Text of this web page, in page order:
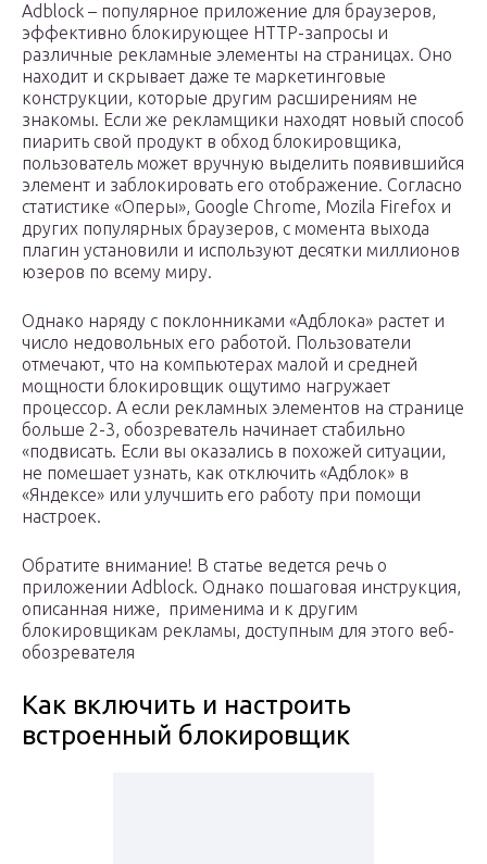
Adblock – популярное приложение для браузеров,
эффективно блокирующее HTTP-запросы и
различные рекламные элементы на страницах. Оно
находит и скрывает даже те маркетинговые
конструкции, которые другим расширениям не
знакомы. Если же рекламщики находят новый способ
пиарить свой продукт в обход блокировщика,
пользователь может вручную выделить появившийся
элемент и заблокировать его отображение. Согласно
статистике «Оперы», Google Chrome, Mozila Firefox и
других популярных браузеров, с момента выхода
плагин установили и используют десятки миллионов
юзеров по всему миру.
Однако наряду с поклонниками «Адблока» растет и
число недовольных его работой. Пользователи
отмечают, что на компьютерах малой и средней
мощности блокировщик ощутимо нагружает
процессор. А если рекламных элементов на странице
больше 2-3, обозреватель начинает стабильно
«подвисать. Если вы оказались в похожей ситуации,
не помешает узнать, как отключить «Адблок» в
«Яндексе» или улучшить его работу при помощи
настроек.
Обратите внимание! В статье ведется речь о
приложении Adblock. Однако пошаговая инструкция,
описанная ниже, применима и к другим
блокировщикам рекламы, доступным для этого веб-
обозревателя
Как включить и настроить
встроенный блокировщик